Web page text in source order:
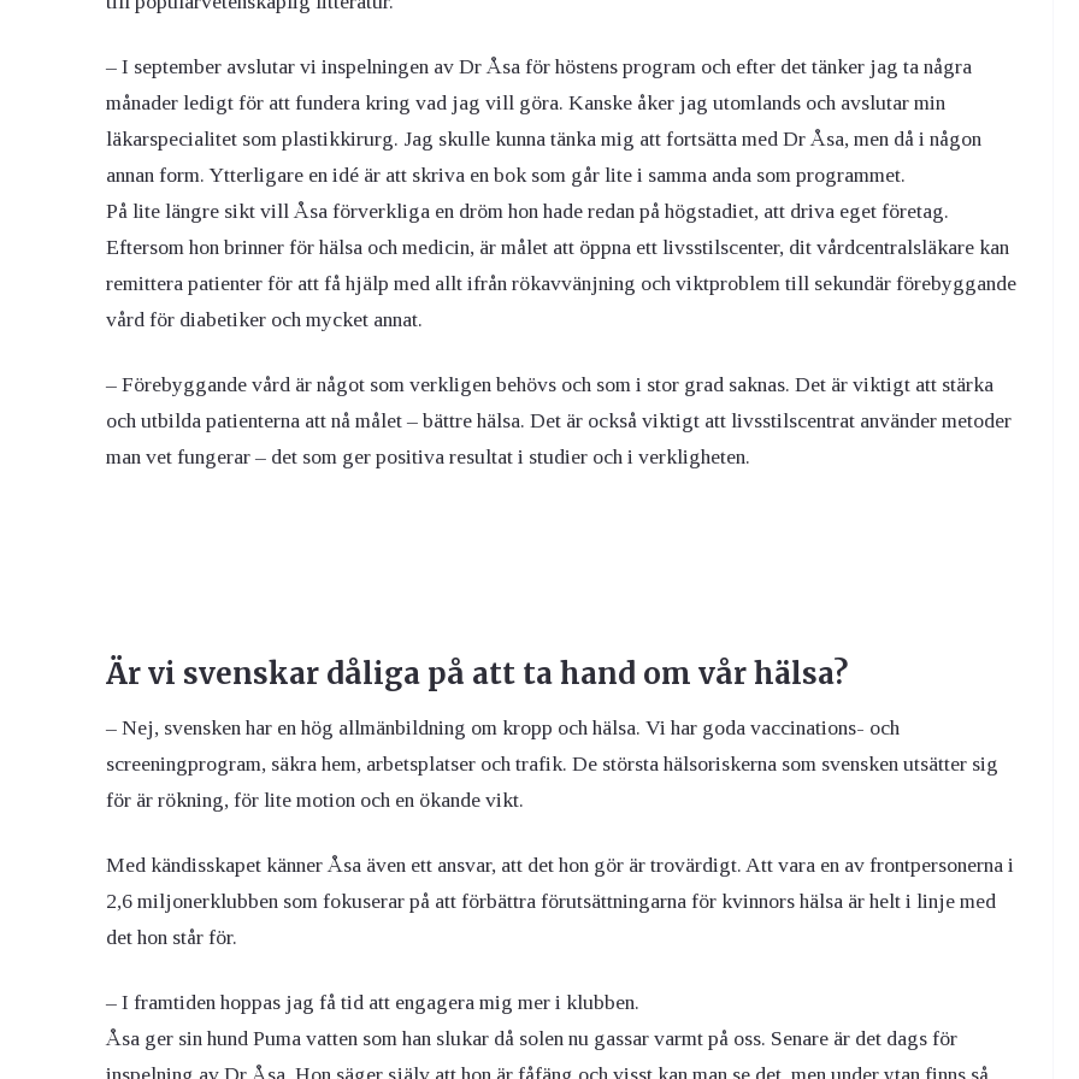
– I september avslutar vi inspelningen av Dr Åsa för höstens program och efter det tänker jag ta några
månader ledigt för att fundera kring vad jag vill göra. Kanske åker jag utomlands och avslutar min
läkarspecialitet som plastikkirurg. Jag skulle kunna tänka mig att fortsätta med Dr Åsa, men då i någon
annan form. Ytterligare en idé är att skriva en bok som går lite i samma anda som programmet.
På lite längre sikt vill Åsa förverkliga en dröm hon hade redan på högstadiet, att driva eget företag.
Eftersom hon brinner för hälsa och medicin, är målet att öppna ett livsstilscenter, dit vårdcentralsläkare kan
remittera patienter för att få hjälp med allt ifrån rökavvänjning och viktproblem till sekundär förebyggande
vård för diabetiker och mycket annat.
– Förebyggande vård är något som verkligen behövs och som i stor grad saknas. Det är viktigt att stärka
och utbilda patienterna att nå målet – bättre hälsa. Det är också viktigt att livsstilscentrat använder metoder
man vet fungerar – det som ger positiva resultat i studier och i verkligheten.
Är vi svenskar dåliga på att ta hand om vår hälsa?
– Nej, svensken har en hög allmänbildning om kropp och hälsa. Vi har goda vaccinations- och
screeningprogram, säkra hem, arbetsplatser och trafik. De största hälsoriskerna som svensken utsätter sig
för är rökning, för lite motion och en ökande vikt.
Med kändisskapet känner Åsa även ett ansvar, att det hon gör är trovärdigt. Att vara en av frontpersonerna i
2,6 miljonerklubben som fokuserar på att förbättra förutsättningarna för kvinnors hälsa är helt i linje med
det hon står för.
– I framtiden hoppas jag få tid att engagera mig mer i klubben.
Åsa ger sin hund Puma vatten som han slukar då solen nu gassar varmt på oss. Senare är det dags för
inspelning av Dr Åsa. Hon säger själv att hon är fåfäng och visst kan man se det, men under ytan finns så